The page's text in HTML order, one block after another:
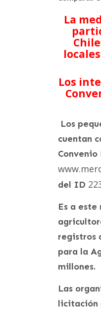
La
Los
Los
cuentan
del ID
Es a
registros
para la
millones.
Las
licitación